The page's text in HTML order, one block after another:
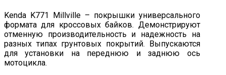
Kenda K771 Millville – покрышки универсального
формата для кроссовых байков. Демонстрируют
отменную производительность и надежность на
разных типах грунтовых покрытий. Выпускаются
для установки на переднюю и заднюю ось
мотоцикла.